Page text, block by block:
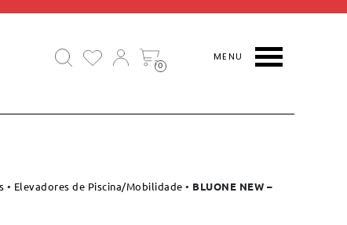
0
• Elevadores de Piscina/Mobilidade • BLUONE NEW –